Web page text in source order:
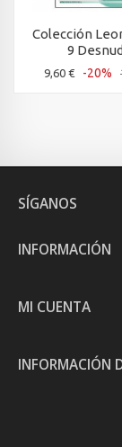
Colección
9
9,60 € -20%
SÍGANOS
INFORMACIÓN
MI CUENTA
INFORMACIÓN